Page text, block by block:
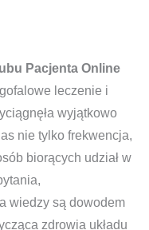
Pacjenta Online
leczenie i
wyjątkowo
nie tylko frekwencja,
biorących udział w
wiedzy są dowodem
zdrowia układu